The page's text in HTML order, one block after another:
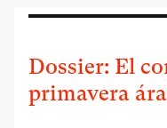
Dossier: El
primavera